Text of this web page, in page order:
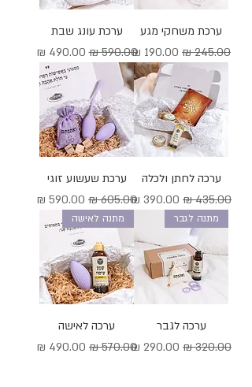
ערכת משחקי מגע
מחיר רגיל
מחיר מבצע
ערכת עונג שבת
מחיר רגיל‏590.00 ‏₪ מחיר מבצע
ערכה לחתן ולכלה
מחיר רגיל
מחיר מבצע
ערכת שעשוע זוגי
מחיר רגיל
מחיר מבצע
מתנה לגבר
ערכה לגבר
מחיר רגיל
מחיר מבצע
מתנה לאישה
ערכה לאישה
מחיר רגיל מחיר מבצע